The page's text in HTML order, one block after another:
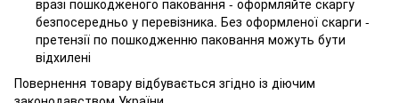
вразі пошкодженого паковання - оформляйте скаргу
безпосередньо у перевізника. Без оформленої скарги -
претензії по пошкодженню паковання можуть бути
відхилені
Повернення товару відбувається згідно із діючим